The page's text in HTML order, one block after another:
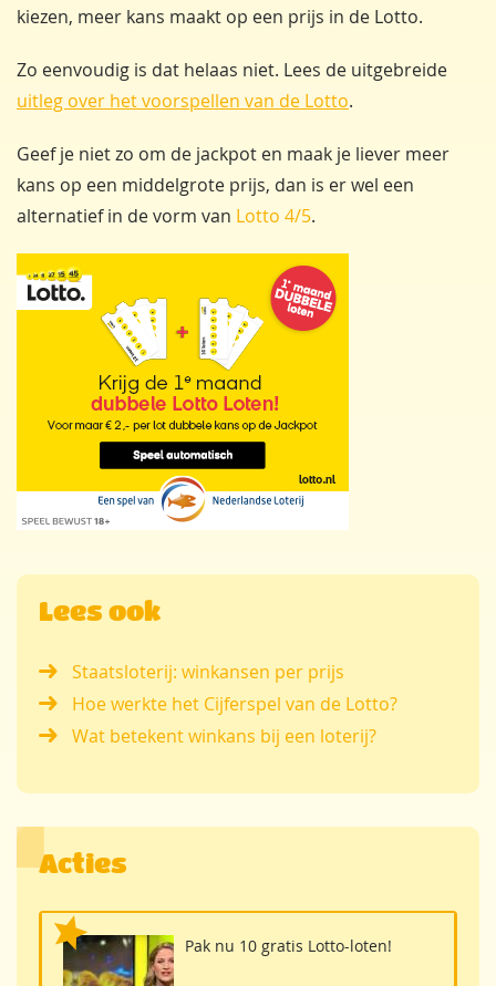
kiezen, meer kans maakt op een prijs in de Lotto.
Zo eenvoudig is dat helaas niet. Lees de uitgebreide
uitleg over het voorspellen van de Lotto.
Geef je niet zo om de jackpot en maak je liever meer
kans op een middelgrote prijs, dan is er wel een
alternatief in de vorm van Lotto 4/5.
Lees ook
Staatsloterij: winkansen per prijs
Hoe werkte het Cijferspel van de Lotto?
Wat betekent winkans bij een loterij?
Acties
Pak nu 10 gratis Lotto-loten!